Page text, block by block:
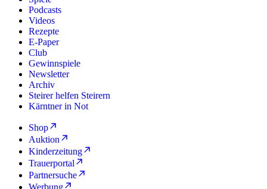
Podcasts
Videos
Rezepte
E-Paper
Club
Gewinnspiele
Newsletter
Archiv
Steirer helfen Steirern
Kärntner in Not
Shop
Auktion
Kinderzeitung
Trauerportal
Partnersuche
Werbung